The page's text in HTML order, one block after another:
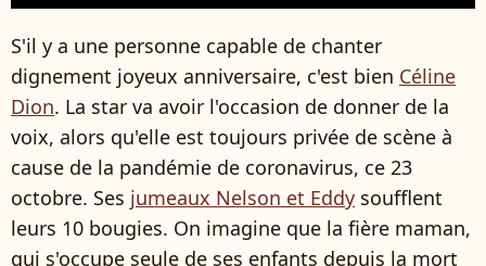
S'il y a une personne capable de chanter
dignement joyeux anniversaire, c'est bien Céline
Dion. La star va avoir l'occasion de donner de la
voix, alors qu'elle est toujours privée de scène à
cause de la pandémie de coronavirus, ce 23
octobre. Ses jumeaux Nelson et Eddy soufflent
leurs 10 bougies. On imagine que la fière maman,
qui s'occupe seule de ses enfants depuis la mort